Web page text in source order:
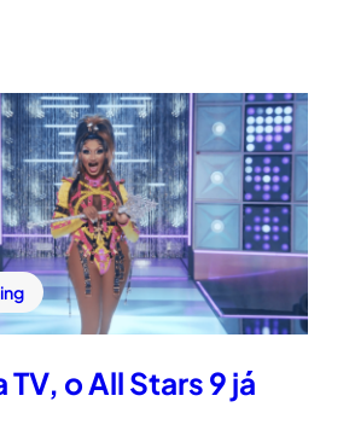
TV, o All Stars 9 já